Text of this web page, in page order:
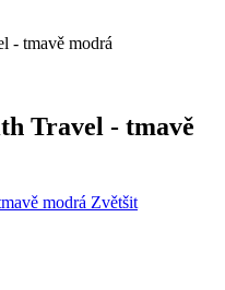
- tmavě modrá
Travel - tmavě
Zvětšit